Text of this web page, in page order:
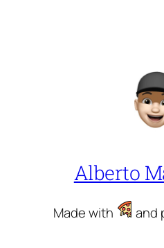
Alberto
Made with and